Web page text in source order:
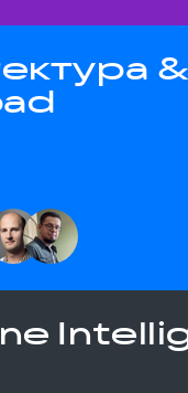
&